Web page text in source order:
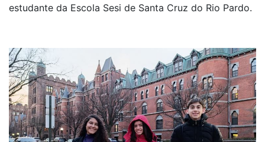
estudante da Escola Sesi de Santa Cruz do Rio Pardo.